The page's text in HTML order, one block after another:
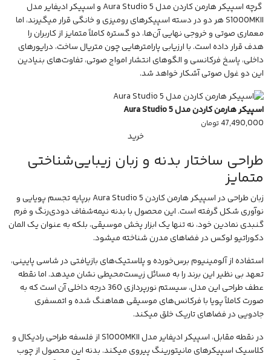
گرچه اسپیکر هارمن کاردن مدل Aura Studio 5 واسپیکر ادیفایر مدل
S1000MKIIهر دو در دسته اسپیکرهای رومیزی و خانگی قرار میگیرند، اما
معماری صوتی و خروجی نهایی آن‌ها، دو گستره کاملاً متمایز از کاربران را
هدف قرار داده است. با ارزیابی پارامترهایی چون متریال ساخت، درایورهای
داخلی، پاسخ فرکانسی و الگوهای انتشار امواج صوتی، تفاوت‌های بنیادین
این دو غول صوتی آشکار خواهد شد.
اسپیکر هارمن کاردن مدل Aura Studio 5
47,490,000تومان
خرید
طراحی ساختار بدنه و زبان زیبایی‌شناختی
متمایز
زبان طراحی دراسپیکر هارمن کاردن
Aura Studio 5 برپایه تجسم پویایی و
نوآوری شکل گرفته است. این محصول با بدنه نیمه‌شفاف دودی‌رنگ و فرم
گنبدی نمادین خود، نه تنها یک ابزار پخش موسیقی، بلکه به عنوان یک المان
دکوراتیو لوکس در فضاهای مدرن شناخته میشود.
استفاده از آلومینیوم برس‌خورده و پلاستیک‌های بازیافتی در شاسی پایینی،
تعهد بی نظیر این برند را به مسائل زیست‌محیطی نشان میدهد. اما نقطه
عطف طراحی این مدل، سیستمنورپردازی
360 درجه داخلی آن است که به
صورت کاملاً پویا با فرکانس‌هایموسیقیهماهنگ شده و اتمسفری
جادویی در فضاهای تاریک خلق میکند.
در نقطه مقابل، اسپیکر ادیفایر مدل S1000MKII از فلسفه طراحی رادیکال و
کلاسیک اسپیکرهای مانیتورینگ پیروی میکند. بدنه این محصول از چوب